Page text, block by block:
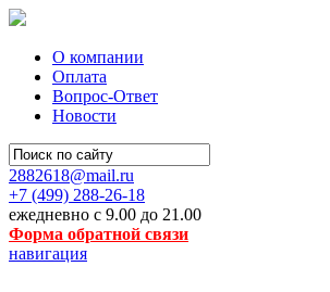
О компании
Оплата
Вопрос-Ответ
Новости
2882618@mail.ru
+7 (499) 288-26-18
ежедневно с 9.00 до 21.00
Форма обратной связи
навигация